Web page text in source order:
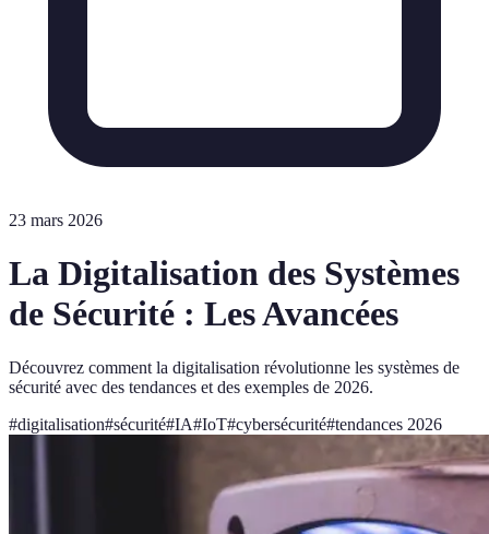
23 mars 2026
La Digitalisation des Systèmes
de Sécurité : Les Avancées
Découvrez comment la digitalisation révolutionne les systèmes de
sécurité avec des tendances et des exemples de 2026.
#digitalisation#sécurité#IA#IoT#cybersécurité#tendances 2026